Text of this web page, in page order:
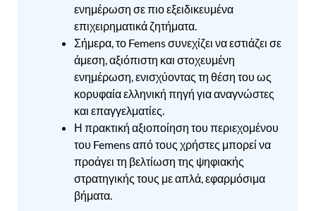
ενημέρωση σε πιο εξειδικευμένα
επιχειρηματικά ζητήματα.
Σήμερα, το Femens συνεχίζει να εστιάζει σε
άμεση, αξιόπιστη και στοχευμένη
ενημέρωση, ενισχύοντας τη θέση του ως
κορυφαία ελληνική πηγή για αναγνώστες
και επαγγελματίες.
Η πρακτική αξιοποίηση του περιεχομένου
του Femens από τους χρήστες μπορεί να
προάγει τη βελτίωση της ψηφιακής
στρατηγικής τους με απλά, εφαρμόσιμα
βήματα.